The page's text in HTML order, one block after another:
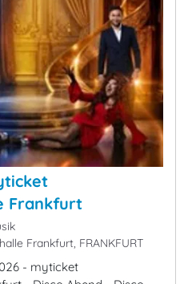
Frankfurt
Frankfurt, FRANKFURT
- myticket